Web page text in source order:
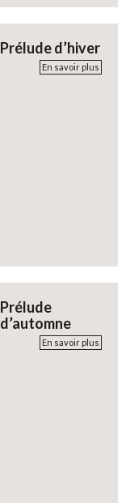
Prélude d’hiver
En savoir plus
Prélude
d’automne
En savoir plus